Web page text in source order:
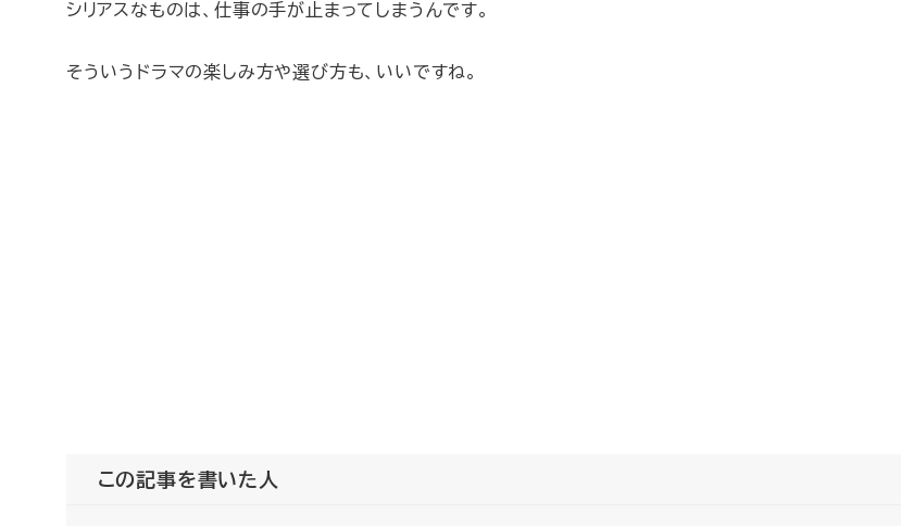
シリアスなものは、仕事の手が止まってしまうんです。
そういうドラマの楽しみ方や選び方も、いいですね。
この記事を書いた人